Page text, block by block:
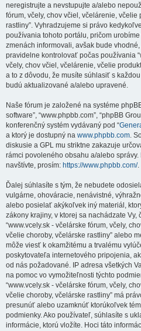
neregistrujte a nevstupujte a/alebo
fórum, včely, chov včiel, včelárenie, včelie
rastliny”. Vyhradzujeme si právo
používania tohoto portálu, pričom
zmenách informovali, avšak bude
pravidelne kontrolovať počas používania
včely, chov včiel, včelárenie, včelie
a to z dôvodu, že musíte súhlasiť s
budú aktualizované a/alebo upravené.
Naše fórum je založené na systéme
software”, “www.phpbb.com”, “phpBB
konferenčný systém vydávaný pod “
a ktorý je dostupný na www.phpbb.com.
diskusie a GPL mu striktne zakazuje
rámci povoleného obsahu a/alebo
navštívte, prosím: https://www.phpbb.com/.
Ďalej súhlasíte s tým, že nebudete
vulgárne, ohováracie, nenávistné,
alebo posielať akýkoľvek iný materiál,
zákony krajiny, v ktorej sa nachádzate Vy,
“www.vcely.sk - včelárske fórum, včely,
včelie choroby, včelárske rastliny” alebo
môže viesť k okamžitému a trvalému
poskytovateľa internetového pripojenia,
od nás požadované. IP adresa všetkých
na pomoc vo vymožiteľnosti týchto
“www.vcely.sk - včelárske fórum, včely,
včelie choroby, včelárske rastliny” má
presunúť alebo uzamknúť ktorúkoľvek
podmienky. Ako používateľ, súhlasíte s
informácie, ktorú vložíte. Hoci táto